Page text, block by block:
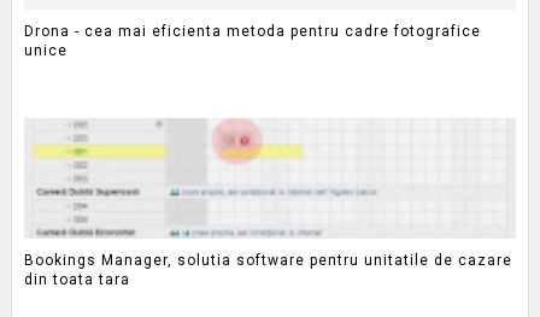
Drona - cea mai eficienta metoda pentru cadre fotografice
unice
Bookings Manager, solutia software pentru unitatile de cazare
din toata tara